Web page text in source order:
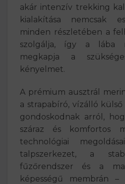
akár intenzív trekking
kialakítása nemcsak
minden részletében a
szolgálja, így a lába
megkapja a
kényelmet.
A prémium ausztrál
a strapabíró, vízálló
gondoskodnak arról,
száraz és komfortos
technológiai
talpszerkezet, a
fűzőrendszer és a
képességű membrán